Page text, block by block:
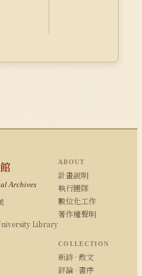
Archives
Library
ABOUT
計畫說明
執行團隊
數位化工作
著作權聲明
COLLECTION
新詩 · 散文
評論 · 書序